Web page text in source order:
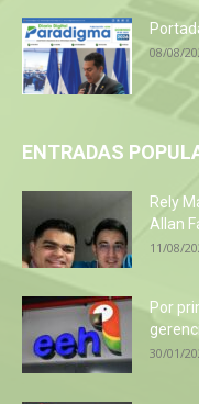
08/08/
ENTRADAS
Rely
Allan
11/08/
Por
30/01/